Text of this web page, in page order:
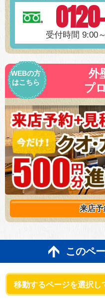
受付時間 9:00
WEBの方
はこちら
外
プ
来店
このペ